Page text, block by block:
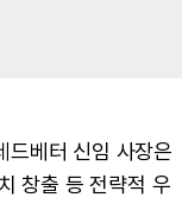
드베터 신임 사장은
창출 등 전략적 우